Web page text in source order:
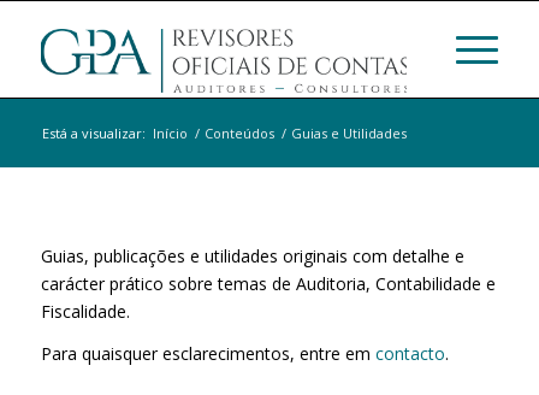
Está a visualizar: Início / Conteúdos / Guias e Utilidades
Guias, publicações e utilidades originais com detalhe e
carácter prático sobre temas de Auditoria, Contabilidade e
Fiscalidade.
Para quaisquer esclarecimentos, entre em contacto.